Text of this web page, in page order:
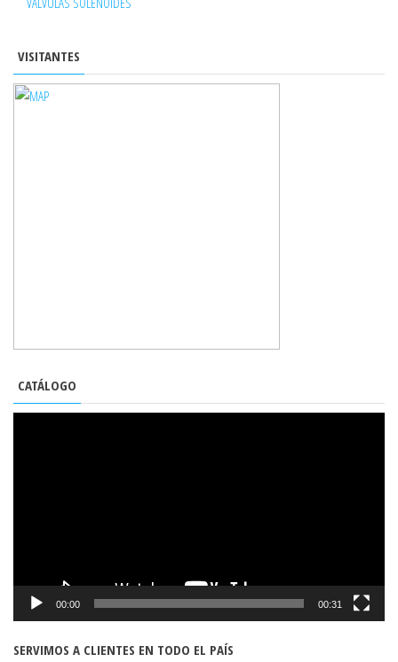
VISITANTES
CATÁLOGO
00:00 00:31
SERVIMOS A CLIENTES EN TODO EL PAÍS